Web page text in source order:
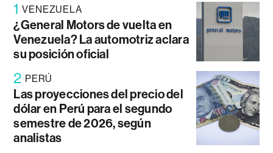
1 VENEZUELA
¿General Motors de vuelta en
Venezuela? La automotriz aclara
su posición oficial
2 PERÚ
Las proyecciones del precio del
dólar en Perú para el segundo
semestre de 2026, según
analistas